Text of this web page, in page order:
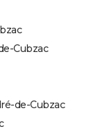
Cubzac
de-Cubzac